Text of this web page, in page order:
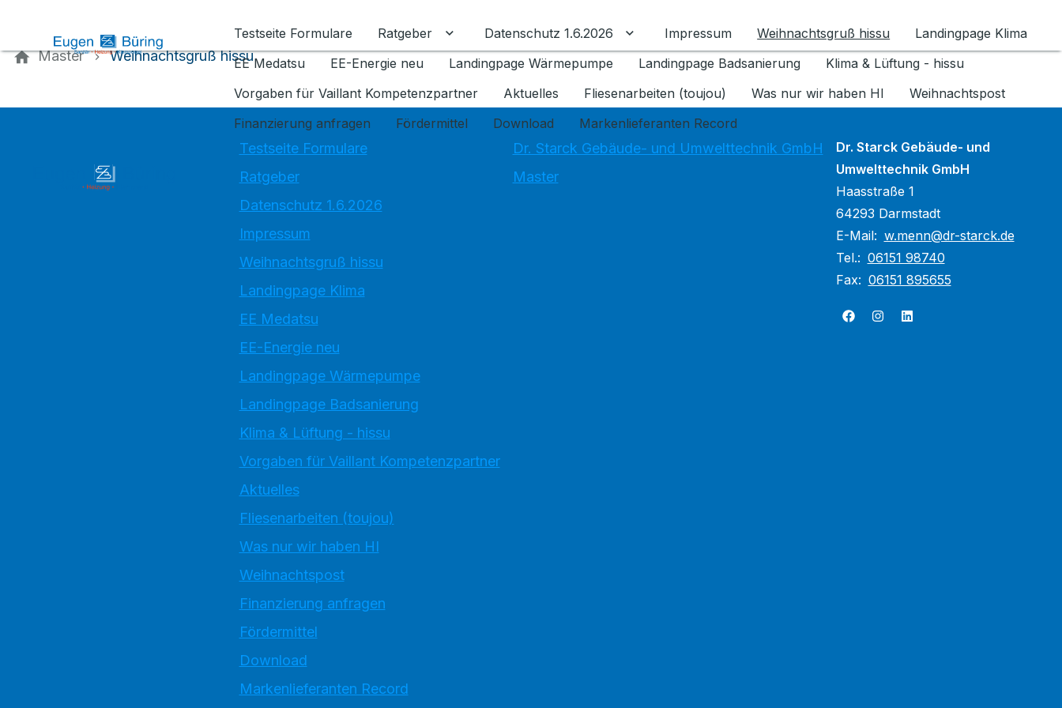
Testseite Formulare
Ratgeber Untermenü für Ratgeber umschalten
Datenschutz 1.6.2026 Untermenü für Datenschutz 1.6.2026 umschalten
Impressum Weihnachtsgruß hissu
Landingpage Klima
EE Medatsu
EE-Energie neu Landingpage Wärmepumpe Landingpage Badsanierung
Klima & Lüftung - hissu
Vorgaben für Vaillant Kompetenzpartner
Aktuelles Fliesenarbeiten (toujou) Was nur wir haben HI
Weihnachtspost
Finanzierung anfragen
Fördermittel Download Markenlieferanten Record
Master Weihnachtsgruß hissu
Testseite Formulare
Ratgeber
Datenschutz 1.6.2026
Impressum
Weihnachtsgruß hissu
Landingpage Klima
EE Medatsu
EE-Energie neu
Landingpage Wärmepumpe
Landingpage Badsanierung
Klima & Lüftung - hissu
Vorgaben für Vaillant Kompetenzpartner
Aktuelles
Fliesenarbeiten (toujou)
Was nur wir haben HI
Weihnachtspost
Finanzierung anfragen
Fördermittel
Download
Markenlieferanten Record
Dr. Starck Gebäude- und Umwelttechnik GmbH
Master
Dr. Starck Gebäude- und
Umwelttechnik GmbH
Haasstraße 1
64293 Darmstadt
E-Mail: w.menn@dr-starck.de
Tel.: 06151 98740
Fax: 06151 895655